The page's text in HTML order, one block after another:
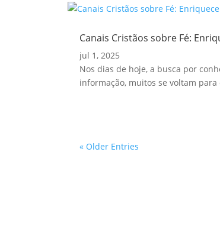
Canais Cristãos sobre Fé:
jul 1, 2025
Nos dias de hoje, a busca por
informação, muitos se voltam
« Older Entries